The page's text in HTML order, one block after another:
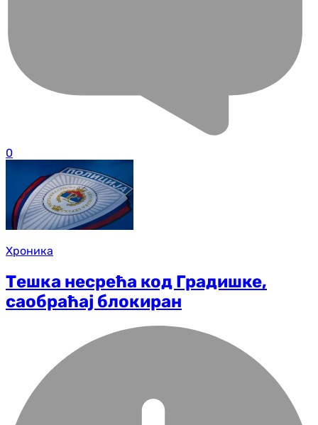
0
Хроника
Тешка несрећа код Градишке,
саобраћај блокиран